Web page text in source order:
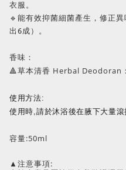
衣服。
🔹能有效抑菌細菌產生，修正
出6成）。
香味：
🔺草本清香 Herbal Deodoran
使用方法:
使用時,請於沐浴後在腋下大量滾
容量:50ml
▲注意事項: